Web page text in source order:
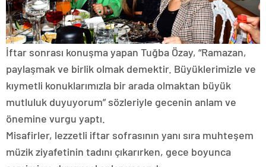
İftar sonrası konuşma yapan Tuğba Özay, “Ramazan,
paylaşmak ve birlik olmak demektir. Büyüklerimizle ve
kıymetli konuklarımızla bir arada olmaktan büyük
mutluluk duyuyorum” sözleriyle gecenin anlam ve
önemine vurgu yaptı.
Misafirler, lezzetli iftar sofrasının yanı sıra muhteşem
müzik ziyafetinin tadını çıkarırken, gece boyunca